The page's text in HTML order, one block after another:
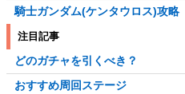
騎士ガンダム(ケンタウロス)攻略
注目記事
どのガチャを引くべき？
おすすめ周回ステージ